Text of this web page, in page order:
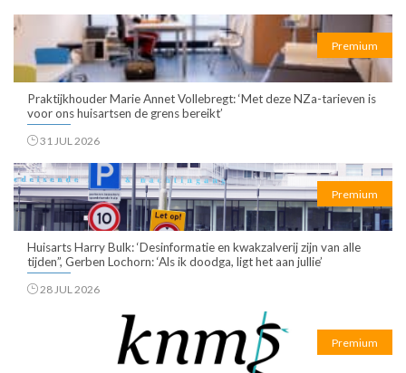
Premium
Praktijkhouder Marie Annet Vollebregt: ‘Met deze NZa-tarieven is
voor ons huisartsen de grens bereikt’
31 JUL 2026
Premium
Huisarts Harry Bulk: ‘Desinformatie en kwakzalverij zijn van alle
tijden”, Gerben Lochorn: ‘Als ik doodga, ligt het aan jullie’
28 JUL 2026
Premium